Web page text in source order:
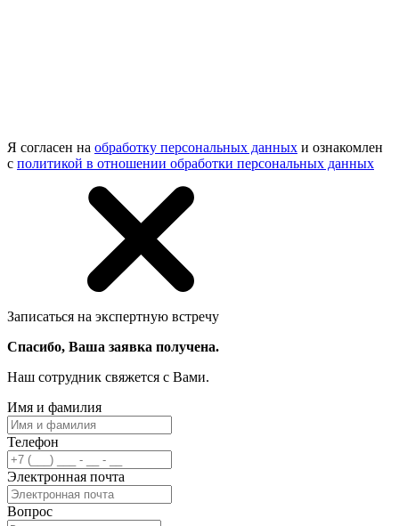
Я согласен на обработку персональных данных и ознакомлен
с политикой в отношении обработки персональных данных
Записаться на экспертную встречу
Спасибо, Ваша заявка получена.
Наш сотрудник свяжется с Вами.
Имя и фамилия
Телефон
Электронная почта
Вопрос